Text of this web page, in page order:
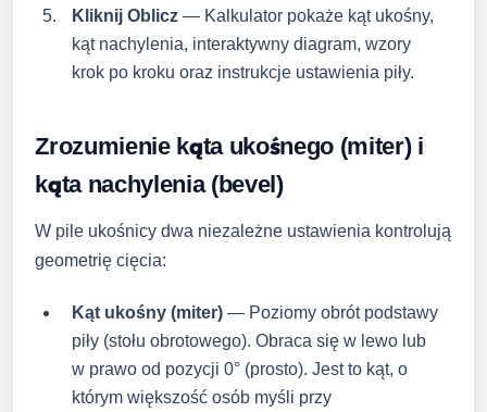
Kliknij Oblicz — Kalkulator pokaże kąt ukośny,
kąt nachylenia, interaktywny diagram, wzory
krok po kroku oraz instrukcje ustawienia piły.
Zrozumienie kąta ukośnego (miter) i
kąta nachylenia (bevel)
W pile ukośnicy dwa niezależne ustawienia kontrolują
geometrię cięcia:
Kąt ukośny (miter) — Poziomy obrót podstawy
piły (stołu obrotowego). Obraca się w lewo lub
w prawo od pozycji 0° (prosto). Jest to kąt, o
którym większość osób myśli przy